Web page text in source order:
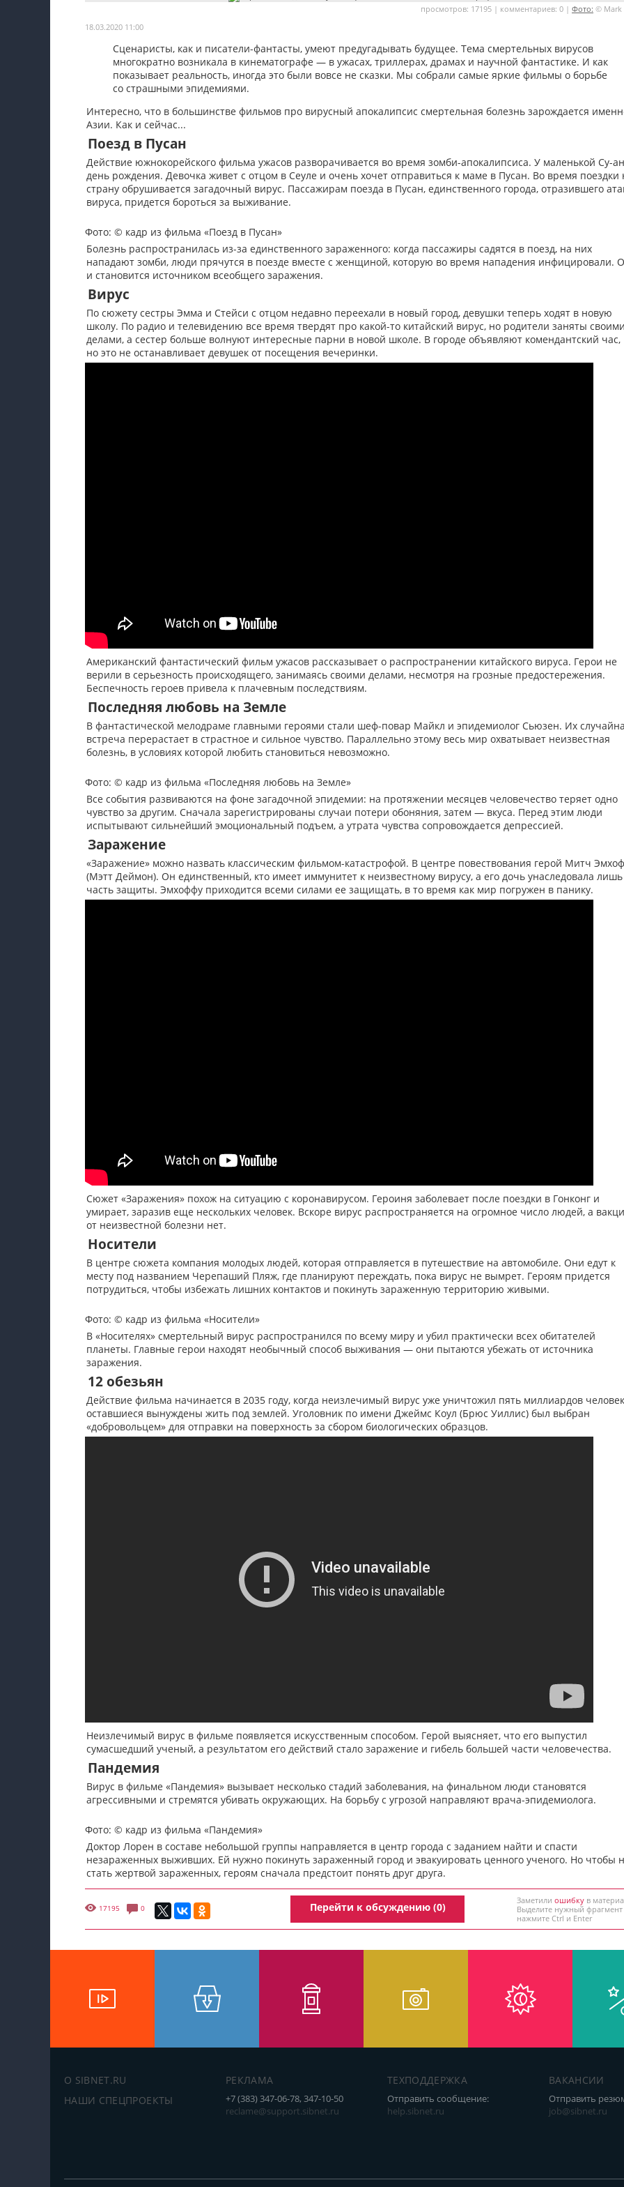
Мои материалы
Мои места
Моя личная афиша
Перечитать
просмотров: 17195 | комментариев: 0 | Фото: ©
18.03.2020 11:00
Сценаристы, как и писатели-фантасты, умеют предугадывать будущее. Тема смертельных вирусов
многократно возникала в кинематографе — в ужасах, триллерах, драмах и научной фантастике. И как
показывает реальность, иногда это были вовсе не сказки. Мы собрали самые яркие фильмы о борьбе
со страшными эпидемиями.
Интересно, что в большинстве фильмов про вирусный апокалипсис смертельная болезнь зарождается
Азии. Как и сейчас...
Поезд в Пусан
Действие южнокорейского фильма ужасов разворачивается во время зомби-апокалипсиса. У маленькой Су-ан
день рождения. Девочка живет с отцом в Сеуле и очень хочет отправиться к маме в Пусан. Во время поездки
страну обрушивается загадочный вирус. Пассажирам поезда в Пусан, единственного города, отразившего
вируса, придется бороться за выживание.
Фото: © кадр из фильма «Поезд в Пусан»
Болезнь распространилась из-за единственного зараженного: когда пассажиры садятся в поезд, на них
нападают зомби, люди прячутся в поезде вместе с женщиной, которую во время нападения инфицировали.
и становится источником всеобщего заражения.
Вирус
По сюжету сестры Эмма и Стейси с отцом недавно переехали в новый город, девушки теперь ходят в новую
школу. По радио и телевидению все время твердят про какой-то китайский вирус, но родители заняты
делами, а сестер больше волнуют интересные парни в новой школе. В городе объявляют комендантский час,
но это не останавливает девушек от посещения вечеринки.
Американский фантастический фильм ужасов рассказывает о распространении китайского вируса. Герои не
верили в серьезность происходящего, занимаясь своими делами, несмотря на грозные предостережения.
Беспечность героев привела к плачевным последствиям.
Последняя любовь на Земле
В фантастической мелодраме главными героями стали шеф-повар Майкл и эпидемиолог Сьюзен. Их
встреча перерастает в страстное и сильное чувство. Параллельно этому весь мир охватывает неизвестная
болезнь, в условиях которой любить становиться невозможно.
Фото: © кадр из фильма «Последняя любовь на Земле»
Все события развиваются на фоне загадочной эпидемии: на протяжении месяцев человечество теряет одно
чувство за другим. Сначала зарегистрированы случаи потери обоняния, затем — вкуса. Перед этим люди
испытывают сильнейший эмоциональный подъем, а утрата чувства сопровождается депрессией.
Заражение
«Заражение» можно назвать классическим фильмом-катастрофой. В центре повествования герой Митч
(Мэтт Деймон). Он единственный, кто имеет иммунитет к неизвестному вирусу, а его дочь унаследовала лишь
часть защиты. Эмхоффу приходится всеми силами ее защищать, в то время как мир погружен в панику.
Сюжет «Заражения» похож на ситуацию с коронавирусом. Героиня заболевает после поездки в Гонконг и
умирает, заразив еще нескольких человек. Вскоре вирус распространяется на огромное число людей, а
от неизвестной болезни нет.
Носители
В центре сюжета компания молодых людей, которая отправляется в путешествие на автомобиле. Они едут к
месту под названием Черепаший Пляж, где планируют переждать, пока вирус не вымрет. Героям придется
потрудиться, чтобы избежать лишних контактов и покинуть зараженную территорию живыми.
Фото: © кадр из фильма «Носители»
В «Носителях» смертельный вирус распространился по всему миру и убил практически всех обитателей
планеты. Главные герои находят необычный способ выживания — они пытаются убежать от источника
заражения.
12 обезьян
Действие фильма начинается в 2035 году, когда неизлечимый вирус уже уничтожил пять миллиардов
оставшиеся вынуждены жить под землей. Уголовник по имени Джеймс Коул (Брюс Уиллис) был выбран
«добровольцем» для отправки на поверхность за сбором биологических образцов.
Неизлечимый вирус в фильме появляется искусственным способом. Герой выясняет, что его выпустил
сумасшедший ученый, а результатом его действий стало заражение и гибель большей части человечества.
Пандемия
Вирус в фильме «Пандемия» вызывает несколько стадий заболевания, на финальном люди становятся
агрессивными и стремятся убивать окружающих. На борьбу с угрозой направляют врача-эпидемиолога.
Фото: © кадр из фильма «Пандемия»
Доктор Лорен в составе небольшой группы направляется в центр города с заданием найти и спасти
незараженных выживших. Ей нужно покинуть зараженный город и эвакуировать ценного ученого. Но чтобы
стать жертвой зараженных, героям сначала предстоит понять друг друга.
17195 0 Перейти к обсуждению (0)
Заметили ошибку в
Выделите нужный
нажмите Ctrl и Enter
О SIBNET.RU
НАШИ СПЕЦПРОЕКТЫ
РЕКЛАМА
+7 (383) 347-06-78, 347-10-50
reclame@support.sibnet.ru
ТЕХПОДДЕРЖКА
Отправить сообщение:
help.sibnet.ru
ВАКАНСИИ
Отправить
job@sibnet.ru